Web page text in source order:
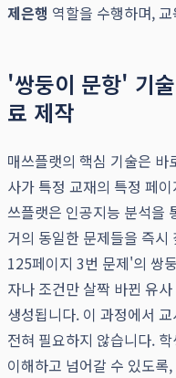
제은행 역할을 수행하며,
'쌍둥이 문항' 기
료 제작
매쓰플랫의 핵심 기술은
사가 특정 교재의 특정 페
쓰플랫은 인공지능 분석을
거의 동일한 문제들을 즉
125페이지 3번 문제'의 쌍
자나 조건만 살짝 바뀐 유
생성됩니다. 이 과정에서
전혀 필요하지 않습니다.
이해하고 넘어갈 수 있도